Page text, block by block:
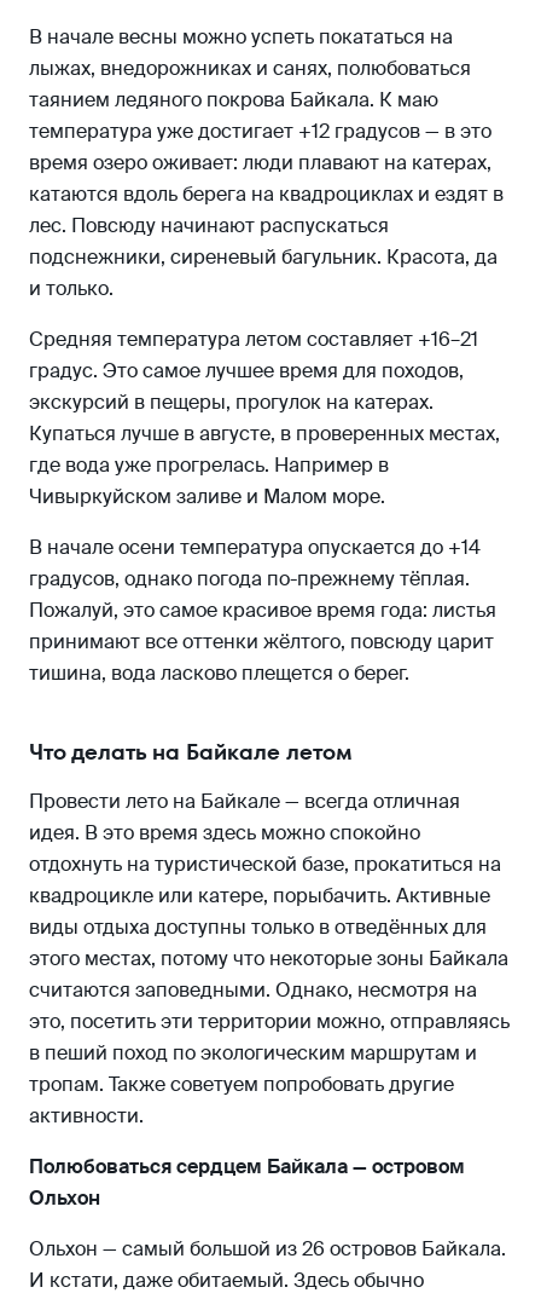
В начале весны можно успеть покататься на
лыжах, внедорожниках и санях, полюбоваться
таянием ледяного покрова Байкала. К маю
температура уже достигает +12 градусов — в это
время озеро оживает: люди плавают на катерах,
катаются вдоль берега на квадроциклах и ездят в
лес. Повсюду начинают распускаться
подснежники, сиреневый багульник. Красота, да
и только.
Средняя температура летом составляет +16–21
градус. Это самое лучшее время для походов,
экскурсий в пещеры, прогулок на катерах.
Купаться лучше в августе, в проверенных местах,
где вода уже прогрелась. Например в
Чивыркуйском заливе и Малом море.
В начале осени температура опускается до +14
градусов, однако погода по-прежнему тёплая.
Пожалуй, это самое красивое время года: листья
принимают все оттенки жёлтого, повсюду царит
тишина, вода ласково плещется о берег.
Что делать на Байкале летом
Провести лето на Байкале — всегда отличная
идея. В это время здесь можно спокойно
отдохнуть на туристической базе, прокатиться на
квадроцикле или катере, порыбачить. Активные
виды отдыха доступны только в отведённых для
этого местах, потому что некоторые зоны Байкала
считаются заповедными. Однако, несмотря на
это, посетить эти территории можно, отправляясь
в пеший поход по экологическим маршрутам и
тропам. Также советуем попробовать другие
активности.
Полюбоваться сердцем Байкала — островом
Ольхон
Ольхон — самый большой из 26 островов Байкала.
И кстати, даже обитаемый. Здесь обычно